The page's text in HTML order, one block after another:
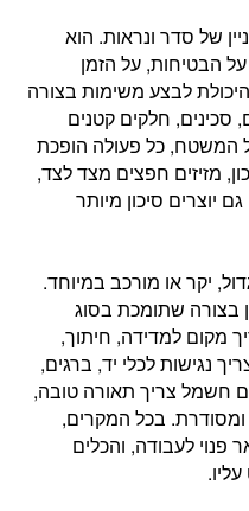
של סדר ונראות. הוא
הבטיחות, על הזמן
לבצע משימות בצורה
סכינים, חלקים קטנים
המשטח, כל פעולה הופכת
מזיזים חפצים מצד לצד,
יוצרים סיכון מיותר
יקר או מורכב במיוחד.
בצורה שתומכת בסוג
מקום למדידה, חיתוך,
נגישות לכלי יד, ברגים,
חשמל צריך תאורה טובה,
ומסודרת. בכל המקרים,
פנוי לעבודה, והכלים